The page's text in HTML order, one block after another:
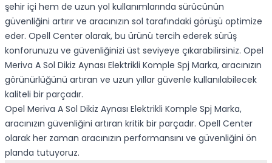
şehir içi hem de uzun yol kullanımlarında sürücünün
güvenliğini artırır ve aracınızın sol tarafındaki görüşü optimize
eder. Opell Center olarak, bu ürünü tercih ederek sürüş
konforunuzu ve güvenliğinizi üst seviyeye çıkarabilirsiniz. Opel
Meriva A Sol Dikiz Aynası Elektrikli Komple Spj Marka, aracınızın
görünürlüğünü artıran ve uzun yıllar güvenle kullanılabilecek
kaliteli bir parçadır.
Opel Meriva A Sol Dikiz Aynası Elektrikli Komple Spj Marka,
aracınızın güvenliğini artıran kritik bir parçadır. Opell Center
olarak her zaman aracınızın performansını ve güvenliğini ön
planda tutuyoruz.